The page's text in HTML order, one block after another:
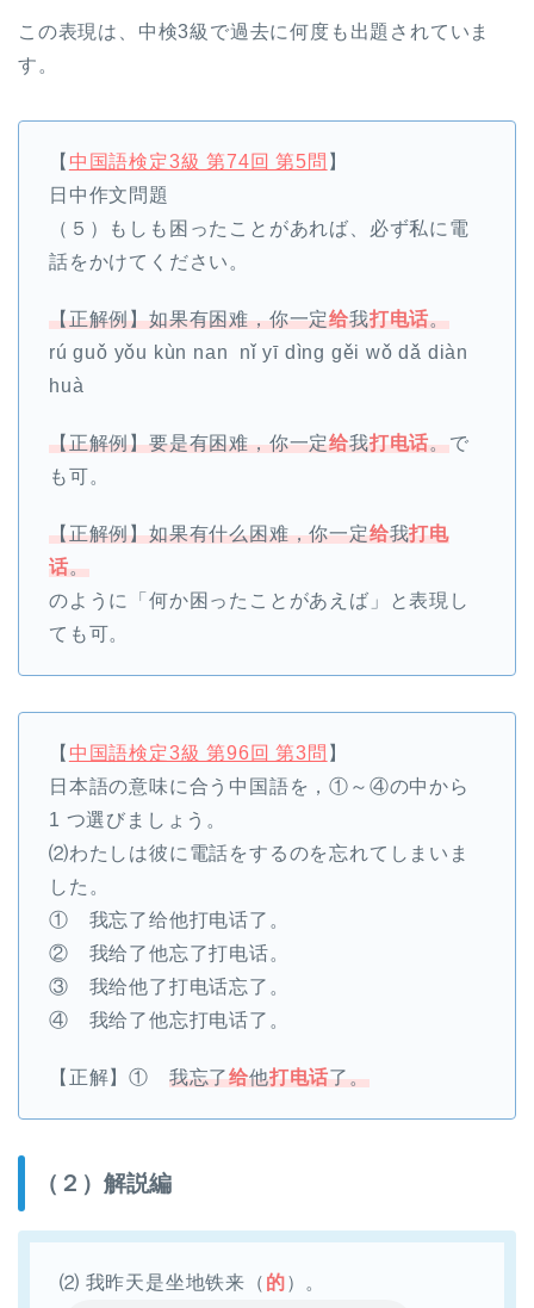
この表現は、中検3級で過去に何度も出題されていま
す。
【 中国語検定3級 第74回 第5問 】
日中作文問題
（５）もしも困ったことがあれば、必ず私に電
話をかけてください。
【正解例】如果有困难，你一定给我打电话。
rú guǒ yǒu kùn nan nǐ yī dìng gěi wǒ dǎ diàn
huà
【正解例】要是有困难，你一定给我打电话。で
も可。
【正解例】如果有什么困难，你一定给我打电
话。
のように「 何か困ったことがあえば」と表現し
ても可。
【 中国語検定3級 第96回 第3問 】
日本語の意味に合う中国語を，①～④の中から
1 つ選びましょう。
⑵わたしは彼に電話をするのを忘れてしまいま
した。
① 我忘了给他打电话了。
② 我给了他忘了打电话。
③ 我给他了打电话忘了。
④ 我给了他忘打电话了。
【正解】① 我忘了给他打电话了。
（２）解説編
⑵ 我昨天是坐地铁来（ 的）。